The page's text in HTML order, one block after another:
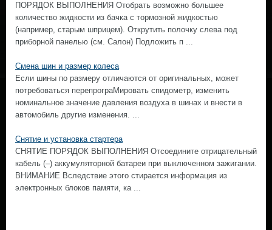
ПОРЯДОК ВЫПОЛНЕНИЯ Отобрать возможно большее
количество жидкости из бачка с тормозной жидкостью
(например, старым шприцем). Открутить полочку слева под
приборной панелью (см. Салон) Подложить п ...
Смена шин и размер колеса
Если шины по размеру отличаются от оригинальных, может
потребоваться перепрограМировать спидометр, изменить
номинальное значение давления воздуха в шинах и внести в
автомобиль другие изменения. ...
Снятие и установка стартера
СНЯТИЕ ПОРЯДОК ВЫПОЛНЕНИЯ Отсоедините отрицательный
кабель (–) аккумуляторной батареи при выключенном зажигании.
ВНИМАНИЕ Вследствие этого стирается информация из
электронных блоков памяти, ка ...